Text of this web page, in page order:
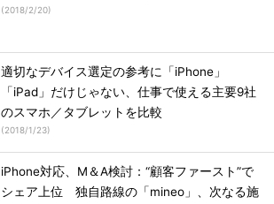
(2018/2/20)
適切なデバイス選定の参考に「iPhone」
「iPad」だけじゃない、仕事で使える主要9社
のスマホ／タブレットを比較
(2018/1/23)
iPhone対応、M＆A検討：“顧客ファースト”で
シェア上位 独自路線の「mineo」、次なる施